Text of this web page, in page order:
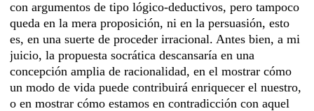
con argumentos de tipo lógico-deductivos, pero tampoco
queda en la mera proposición, ni en la persuasión, esto
es, en una suerte de proceder irracional. Antes bien, a mi
juicio, la propuesta socrática descansaría en una
concepción amplia de racionalidad, en el mostrar cómo
un modo de vida puede contribuirá enriquecer el nuestro,
o en mostrar cómo estamos en contradicción con aquel